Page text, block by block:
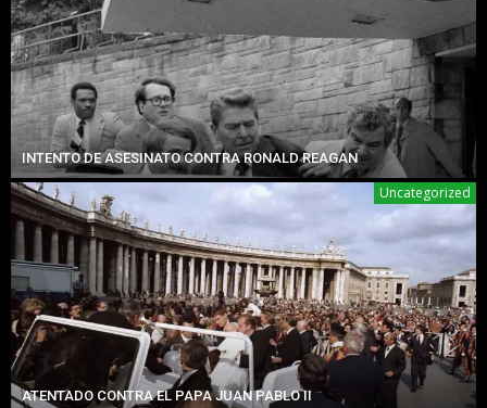
INTENTO DE ASESINATO CONTRA RONALD REAGAN
Uncategorized
ATENTADO CONTRA EL PAPA JUAN PABLO II